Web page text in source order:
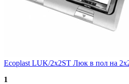
Ecoplast LUK/2x2ST Люк в пол на
1